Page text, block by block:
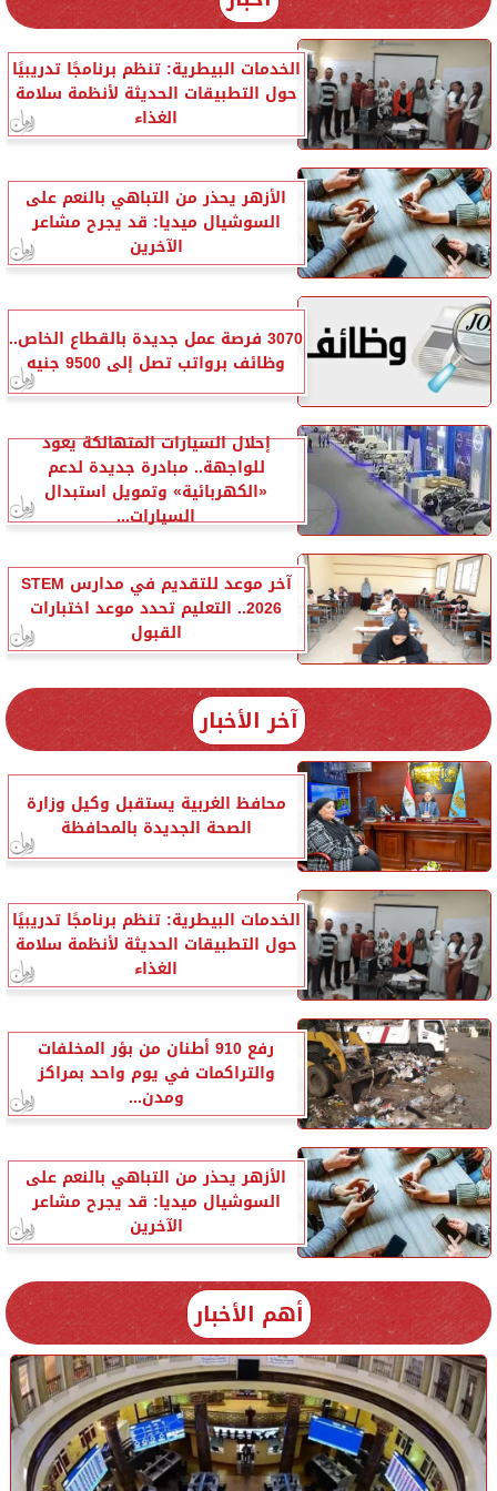
الخدمات البيطرية: تنظم برنامجًا تدريبيًا
حول التطبيقات الحديثة لأنظمة سلامة
الغذاء
الأزهر يحذر من التباهي بالنعم على
السوشيال ميديا: قد يجرح مشاعر
الآخرين
3070 فرصة عمل جديدة بالقطاع الخاص..
وظائف برواتب تصل إلى 9500 جنيه
إحلال السيارات المتهالكة يعود
للواجهة.. مبادرة جديدة لدعم
«الكهربائية» وتمويل استبدال
السيارات...
آخر موعد للتقديم في مدارس STEM
2026.. التعليم تحدد موعد اختبارات
القبول
آخر الأخبار
محافظ الغربية يستقبل وكيل وزارة
الصحة الجديدة بالمحافظة
الخدمات البيطرية: تنظم برنامجًا تدريبيًا
حول التطبيقات الحديثة لأنظمة سلامة
الغذاء
رفع 910 أطنان من بؤر المخلفات
والتراكمات في يوم واحد بمراكز
ومدن...
الأزهر يحذر من التباهي بالنعم على
السوشيال ميديا: قد يجرح مشاعر
الآخرين
أهم الأخبار